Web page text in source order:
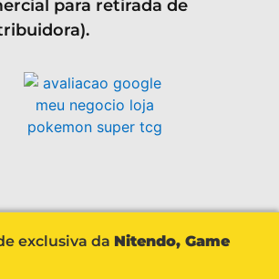
para retirada de
exclusiva da Nitendo, Game